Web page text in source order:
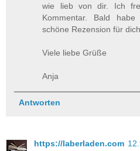
wie lieb von dir. Ich
Kommentar. Bald
schöne Rezension für dich
Viele liebe Grüße
Anja
Antworten
https://laberladen.com